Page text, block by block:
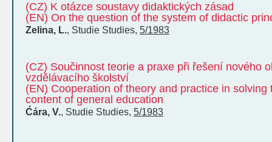
(CZ) K otázce soustavy didaktických zásad
(EN) On the question of the system of didactic
Zelina, L., Studie Studies, 5/1983
(CZ) Součinnost teorie a praxe při řešení nového
vzdělávacího školství
(EN) Cooperation of theory and practice in solving
content of general education
Ćára, V., Studie Studies, 5/1983